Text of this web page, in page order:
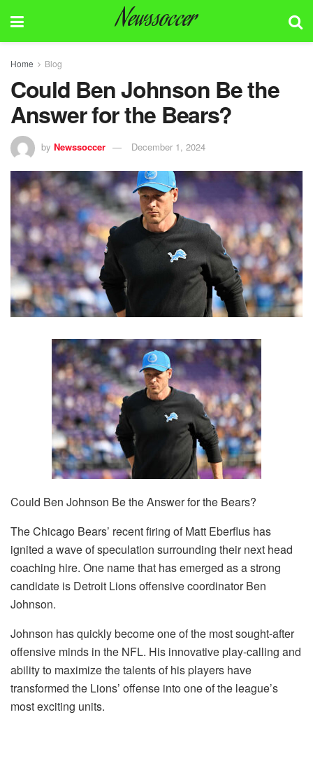
Newssoccer
Home Blog
Could Ben Johnson Be the
Answer for the Bears?
by Newssoccer December 1, 2024
Could Ben Johnson Be the Answer for the Bears?
The Chicago Bears’ recent firing of Matt Eberflus has
ignited a wave of speculation surrounding their next head
coaching hire. One name that has emerged as a strong
candidate is Detroit Lions offensive coordinator Ben
Johnson.
Johnson has quickly become one of the most sought-after
offensive minds in the NFL. His innovative play-calling and
ability to maximize the talents of his players have
transformed the Lions’ offense into one of the league’s
most exciting units.